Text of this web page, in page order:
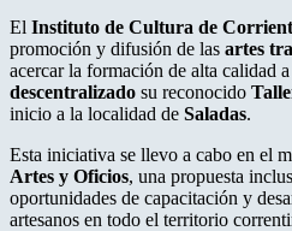
El Instituto de Cultura de
promoción y difusión de las artes
acercar la formación de alta calidad
descentralizado su reconocido
inicio a la localidad de Saladas.
Esta iniciativa se llevo a cabo en el
Artes y Oficios, una propuesta
oportunidades de capacitación y
artesanos en todo el territorio